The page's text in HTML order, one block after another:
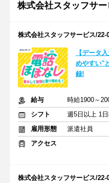
株式会社スタッフサー
株式会社スタッフサービス/22-
【データ
めやすい"
録!
給与
時給1900～
シフト
週5日以上 1
雇用形態
派遣社員
アクセス
株式会社スタッフサービス/22-